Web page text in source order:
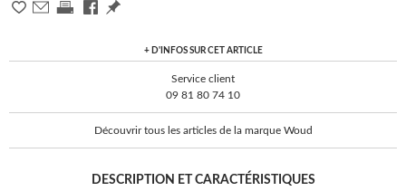
+ D'INFOS SUR CET ARTICLE
Service client
09 81 80 74 10
Découvrir tous les articles de la marque Woud
DESCRIPTION ET CARACTÉRISTIQUES